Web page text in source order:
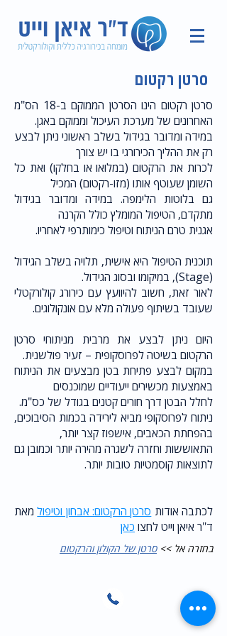
סרטן רקטום הינו הסרטן הממוקם ב-18 הס"מ
האחרונים של מערכת העיכול וממוקם באגן.
במידה ומדובר בגידול בשלב ראשוני ניתן לבצע
רק את ההליך הכירורגי בו יש צורך
לכרות את הרקטום (במלואו או בחלקו) ואת כל
השומן שעוטף אותו (מזו-רקטום) המכיל
גם בלוטות הלימפה. במידה ומדובר בגידול
מתקדם, הטיפול המומלץ כולל הקרנה
אגנית טרם הניתוח וטיפול כימותרפי לאחריו.
תוכנית הטיפול היא אישית, תלויה בשלב הגידול
(Stage), במיקומו ובסוג הגידול.
לאור זאת, חשוב להיוועץ עם כירורג קולורקטלי
שעובד בשיתוף פעולה מלא עם אונקולוגים.
היום ניתן לבצע את מרבית מניתוחי סרטן
הרקטום בשיטה לפרוסקופית – זעיר פולשנית.
במקום לבצע פתיחת בטן מבצעים את הניתוח
באמצעות מכשירים ייעודיים שמוכנסים
לחלל הבטן דרך חורים קטנים בגודל של כס"מ.
ניתוח לפרוסקופי מביא לירידה בכמות הסיבוכים,
בהפחתת הכאבים, אישפוז קצר יותר,
התאוששות וחזרה לשגרה מהירה יותר וכמובן גם
לתוצאות קוסמטיות טובות יותר.
לכתבה אודות סרטן הרקטום: אבחון וטיפולמאת
ד"ר איאן וייט לחצו כאן
בחזרה אל >>סרטן של הקולון והרקטום